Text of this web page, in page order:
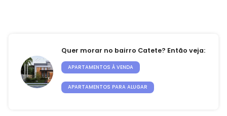
Quer morar no bairro Catete? Então veja:
APARTAMENTOS À VENDA
APARTAMENTOS PARA ALUGAR